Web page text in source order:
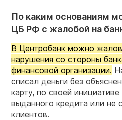
По каким основаниям
ЦБ РФ с жалобой на
В Центробанк можно
нарушения со стороны
финансовой организации.
списал деньги без
карту, по своей
выданного кредита или не
клиентов.